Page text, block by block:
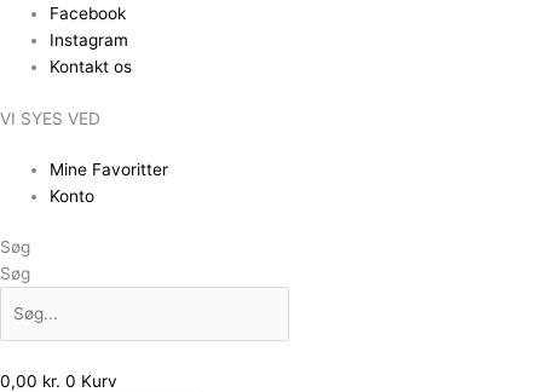
indholdet
Facebook
Instagram
Kontakt os
VI SYES VED
Mine Favoritter
Konto
Søg
Søg
0,00 kr. 0 Kurv